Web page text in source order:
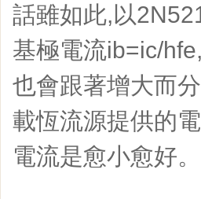
話雖如此,以
基極電流ib=ic/
也會跟著增大而
載恆流源提供的
電流是愈小愈好。